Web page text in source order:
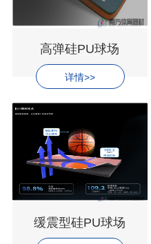
高弹硅PU球场
详情>>
缓震型硅PU球场